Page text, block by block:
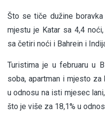
Što se tiče dužine
mjestu je Katar sa 4,4
sa četiri noći i Bahrein i
Turistima je u februaru u
soba, apartman i mjesto
u odnosu na isti mjesec
što je više za 18,1% u